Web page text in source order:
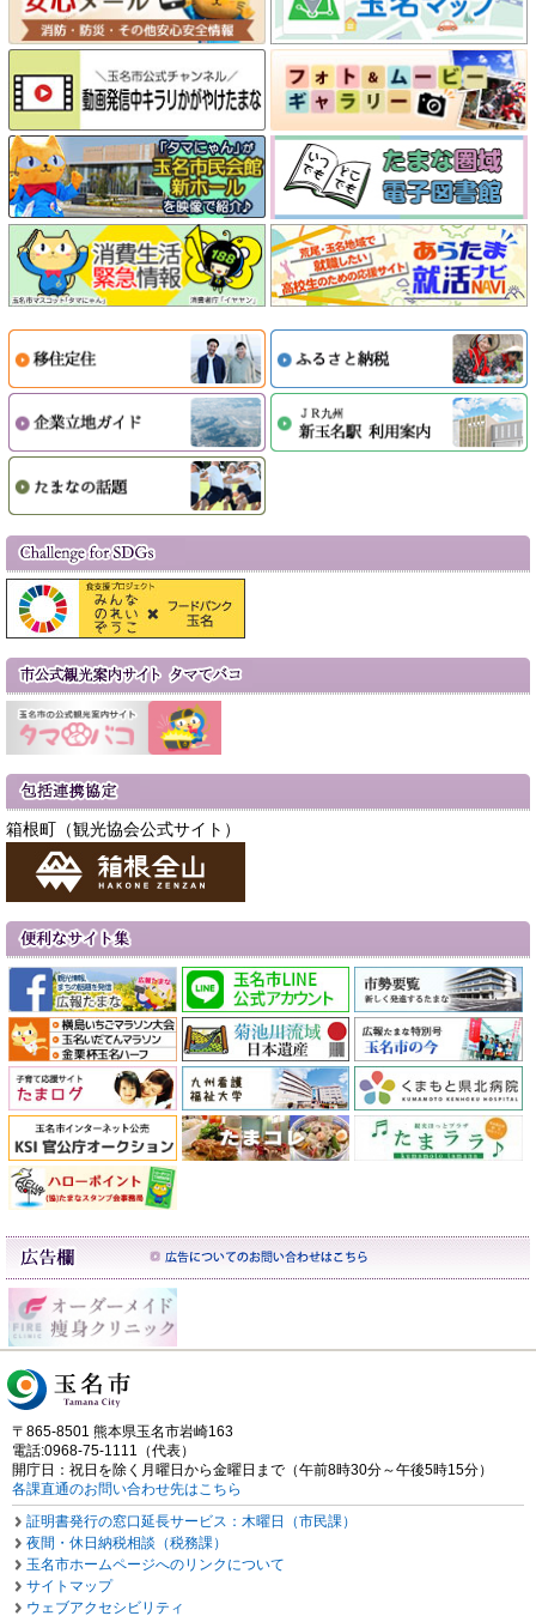
箱根町（観光協会公式サイト）
〒865-8501 熊本県玉名市岩崎163
電話:0968-75-1111（代表）
開庁日：祝日を除く月曜日から金曜日まで（午前8時30分～午後5時15分）
各課直通のお問い合わせ先はこちら
証明書発行の窓口延長サービス：木曜日（市民課）
夜間・休日納税相談（税務課）
玉名市ホームページへのリンクについて
サイトマップ
ウェブアクセシビリティ